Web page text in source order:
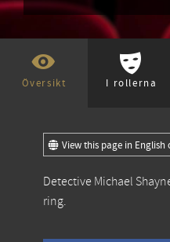
Översikt I rollerna
View this page in English
Detective Michael
ring.